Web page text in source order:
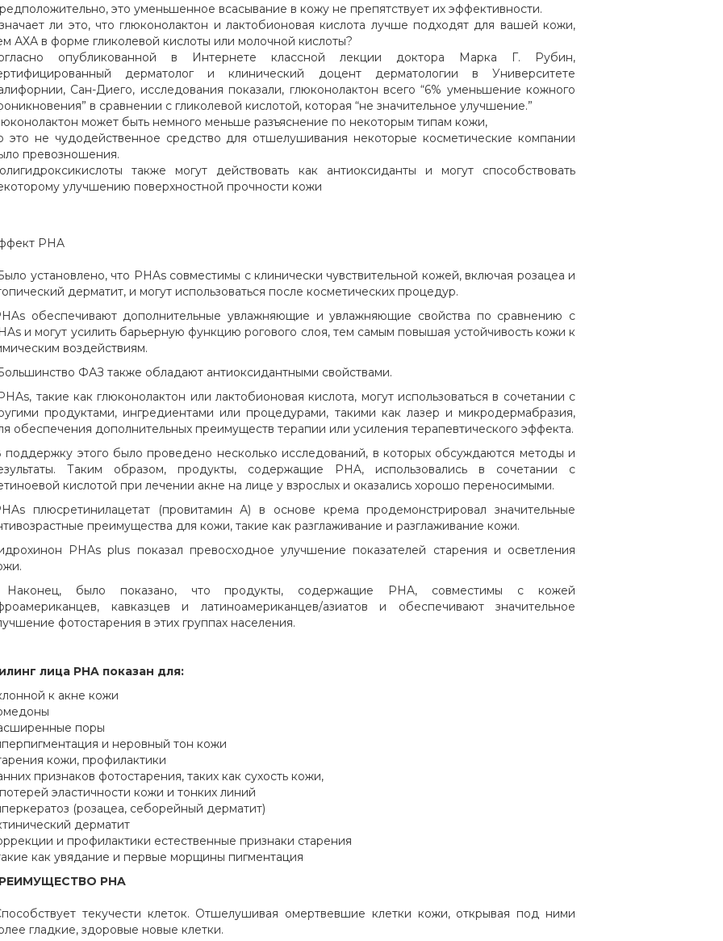
это уменьшенное всасывание в кожу не препятствует их эффективности.
ли это, что глюконолактон и лактобионовая кислота лучше подходят для вашей кожи,
АХА в форме гликолевой кислоты или молочной кислоты?
опубликованной в Интернете классной лекции доктора Марка Г. Рубин,
дерматолог и клинический доцент дерматологии в Университете
Сан-Диего, исследования показали, глюконолактон всего “6% уменьшение кожного
в сравнении с гликолевой кислотой, которая “не значительное улучшение.”
может быть немного меньше разъяснение по некоторым типам кожи,
это не чудодейственное средство для отшелушивания некоторые косметические компании
превозношения.
также могут действовать как антиоксиданты и могут способствовать
улучшению поверхностной прочности кожи
PHA
установлено, что PHAs совместимы с клинически чувствительной кожей, включая розацеа и
дерматит, и могут использоваться после косметических процедур.
обеспечивают дополнительные увлажняющие и увлажняющие свойства по сравнению с
и могут усилить барьерную функцию рогового слоя, тем самым повышая устойчивость кожи к
воздействиям.
ФАЗ также обладают антиоксидантными свойствами.
такие как глюконолактон или лактобионовая кислота, могут использоваться в сочетании с
продуктами, ингредиентами или процедурами, такими как лазер и микродермабразия,
обеспечения дополнительных преимуществ терапии или усиления терапевтического эффекта.
поддержку этого было проведено несколько исследований, в которых обсуждаются методы и
Таким образом, продукты, содержащие PHA, использовались в сочетании с
кислотой при лечении акне на лице у взрослых и оказались хорошо переносимыми.
плюсретинилацетат (провитамин А) в основе крема продемонстрировал значительные
преимущества для кожи, такие как разглаживание и разглаживание кожи.
PHAs plus показал превосходное улучшение показателей старения и осветления
Наконец, было показано, что продукты, содержащие PHA, совместимы с кожей
кавказцев и латиноамериканцев/азиатов и обеспечивают значительное
фотостарения в этих группах населения.
лица PHA показан для:
к акне кожи
поры
и неровный тон кожи
кожи, профилактики
признаков фотостарения, таких как сухость кожи,
эластичности кожи и тонких линий
(розацеа, себорейный дерматит)
дерматит
и профилактики естественные признаки старения
как увядание и первые морщины пигментация
PHA
текучести клеток. Отшелушивая омертвевшие клетки кожи, открывая под ними
гладкие, здоровые новые клетки.